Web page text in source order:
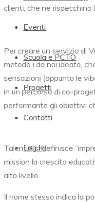
Eventi
Scuola e PCTO
Progetti
Contatti
Log In
clienti, che ne rispecchino
Per creare un servizio di
metodo i da noi ideato,
sensazioni (appunto le
in un percorso di co-
performante gli obiettivi
TalentiX si definisce
mission la crescita
alto livello.
Il nome stesso indica la